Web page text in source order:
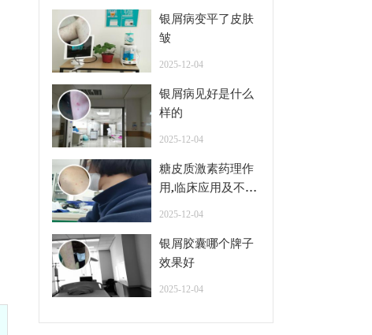
银屑病变平了皮肤
皱
2025-12-04
银屑病见好是什么
样的
2025-12-04
糖皮质激素药理作
用,临床应用及不良
2025-12-04
银屑胶囊哪个牌子
效果好
2025-12-04